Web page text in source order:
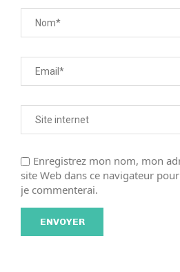
Enregistrez mon nom, mon
site Web dans ce navigateur
je commenterai.